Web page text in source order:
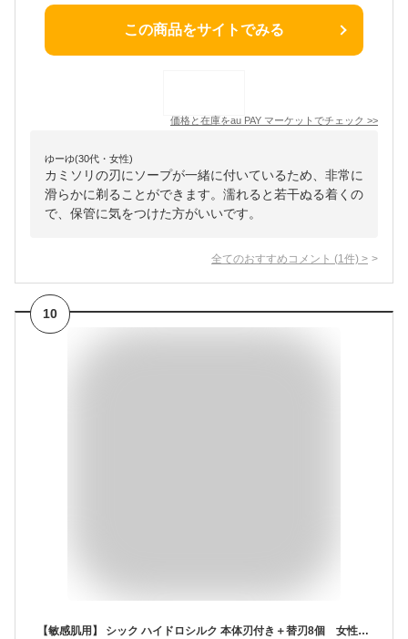
この商品をサイトでみる
価格と在庫をau PAY マーケット でチェック >>
ゆーゆ(30代・女性)
カミソリの刃にソープが一緒に付いているため、非常に
滑らかに剃ることができます。濡れると若干ぬる着くの
で、保管に気をつけた方がいいです。
全てのおすすめコメント (1 件) >
10
【敏感肌用】 シック ハイドロシルク 本体刃付き＋替刃8個 女性用 カミソリ 替え刃 女性用カミソリ 女性用剃刀 剃刀 交換 レディース shick HYDRO Silk シェービング 8枚 8コ シックハイドロ レディース 女性用 ムダ毛 産毛 顔そり 顔剃り クラブパック 交換 顔 全身